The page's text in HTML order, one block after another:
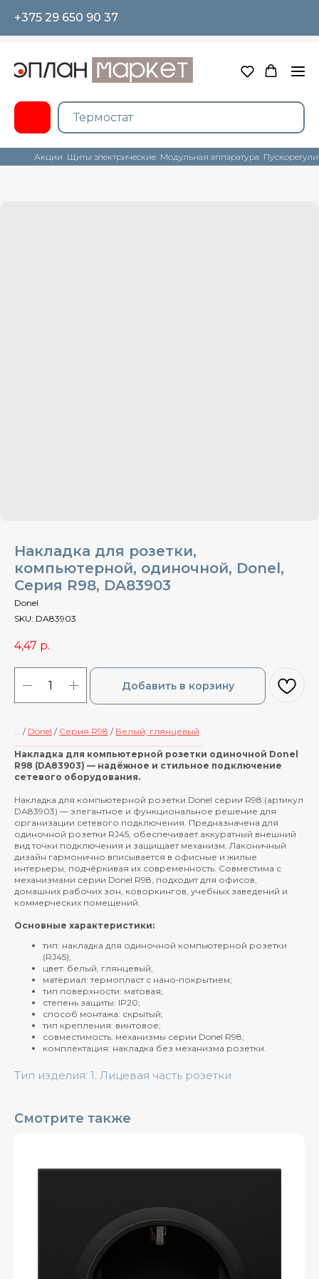
+375 29 650 90 37
Акции Щиты электрические Модульная аппаратура
Накладка для розетки,
компьютерной, одиночной, Donel,
Cерия R98, DA83903
Donel
SKU: DA83903
4,47 р.
Добавить в корзину
/ Donel / Cерия R98 / Белый, глянцевый
Накладка для компьютерной розетки одиночной Donel
R98 (DA83903) — надёжное и стильное подключение
сетевого оборудования.
Накладка для компьютерной розетки Donel серии R98 (артикул
DA83903) — элегантное и функциональное решение для
организации сетевого подключения. Предназначена для
одиночной розетки RJ45, обеспечивает аккуратный внешний
вид точки подключения и защищает механизм. Лаконичный
дизайн гармонично вписывается в офисные и жилые
интерьеры, подчёркивая их современность. Совместима с
механизмами серии Donel R98, подходит для офисов,
домашних рабочих зон, коворкингов, учебных заведений и
коммерческих помещений.
Основные характеристики:
тип: накладка для одиночной компьютерной розетки
(RJ45);
цвет: белый, глянцевый;
материал: термопласт с нано‑покрытием;
тип поверхности: матовая;
степень защиты: IP20;
способ монтажа: скрытый;
тип крепления: винтовое;
совместимость: механизмы серии Donel R98;
комплектация: накладка без механизма розетки.
Тип изделия: 1. Лицевая часть розетки
Смотрите также